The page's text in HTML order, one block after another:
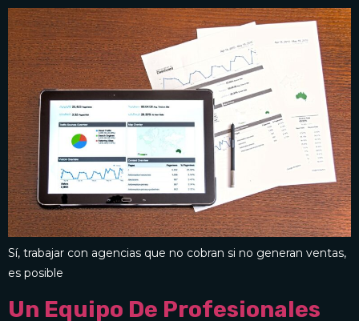
Sí, trabajar con agencias que no cobran si no generan ventas,
es posible
Un Equipo De Profesionales